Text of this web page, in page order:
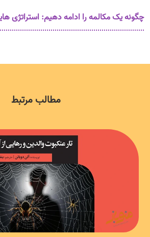
چگونه یک مکالمه را ادامه دهیم: استراتژی
مطالب مرتبط